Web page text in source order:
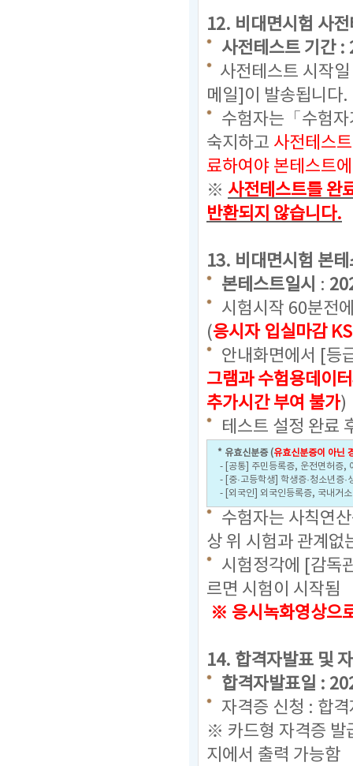
12. 비대면시험 사
사전테스트 기간
사전테스트 시작
메일]이 발송됩니다.
수험자는「수험
숙지하고 사전테스
료하여야 본테스트
※ 사전테스트를 완
반환되지 않습니다.
13. 비대면시험 본
본테스트일시 :
시험시작 60분전
(응시자 입실마감
안내화면에서 [등
그램과 수험용데이
추가시간 부여 불가)
테스트 설정 완료
* 유효신분증 (유효신분증이 아닌
- [공통] 주민등록증, 운전면허증,
- [중·고등학생] 학생증·청소년증
- [외국인] 외국인등록증, 국내거
수험자는 사칙연
상 위 시험과 관계없
시험정각에 [감독
르면 시험이 시작됨
※ 응시녹화영상으
14. 합격자발표 및
합격자발표일 :
자격증 신청 : 합
※ 카드형 자격증 발
지에서 출력 가능함